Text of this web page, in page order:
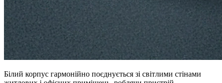
Білий корпус гармонійно поєднується зі світлими стінами